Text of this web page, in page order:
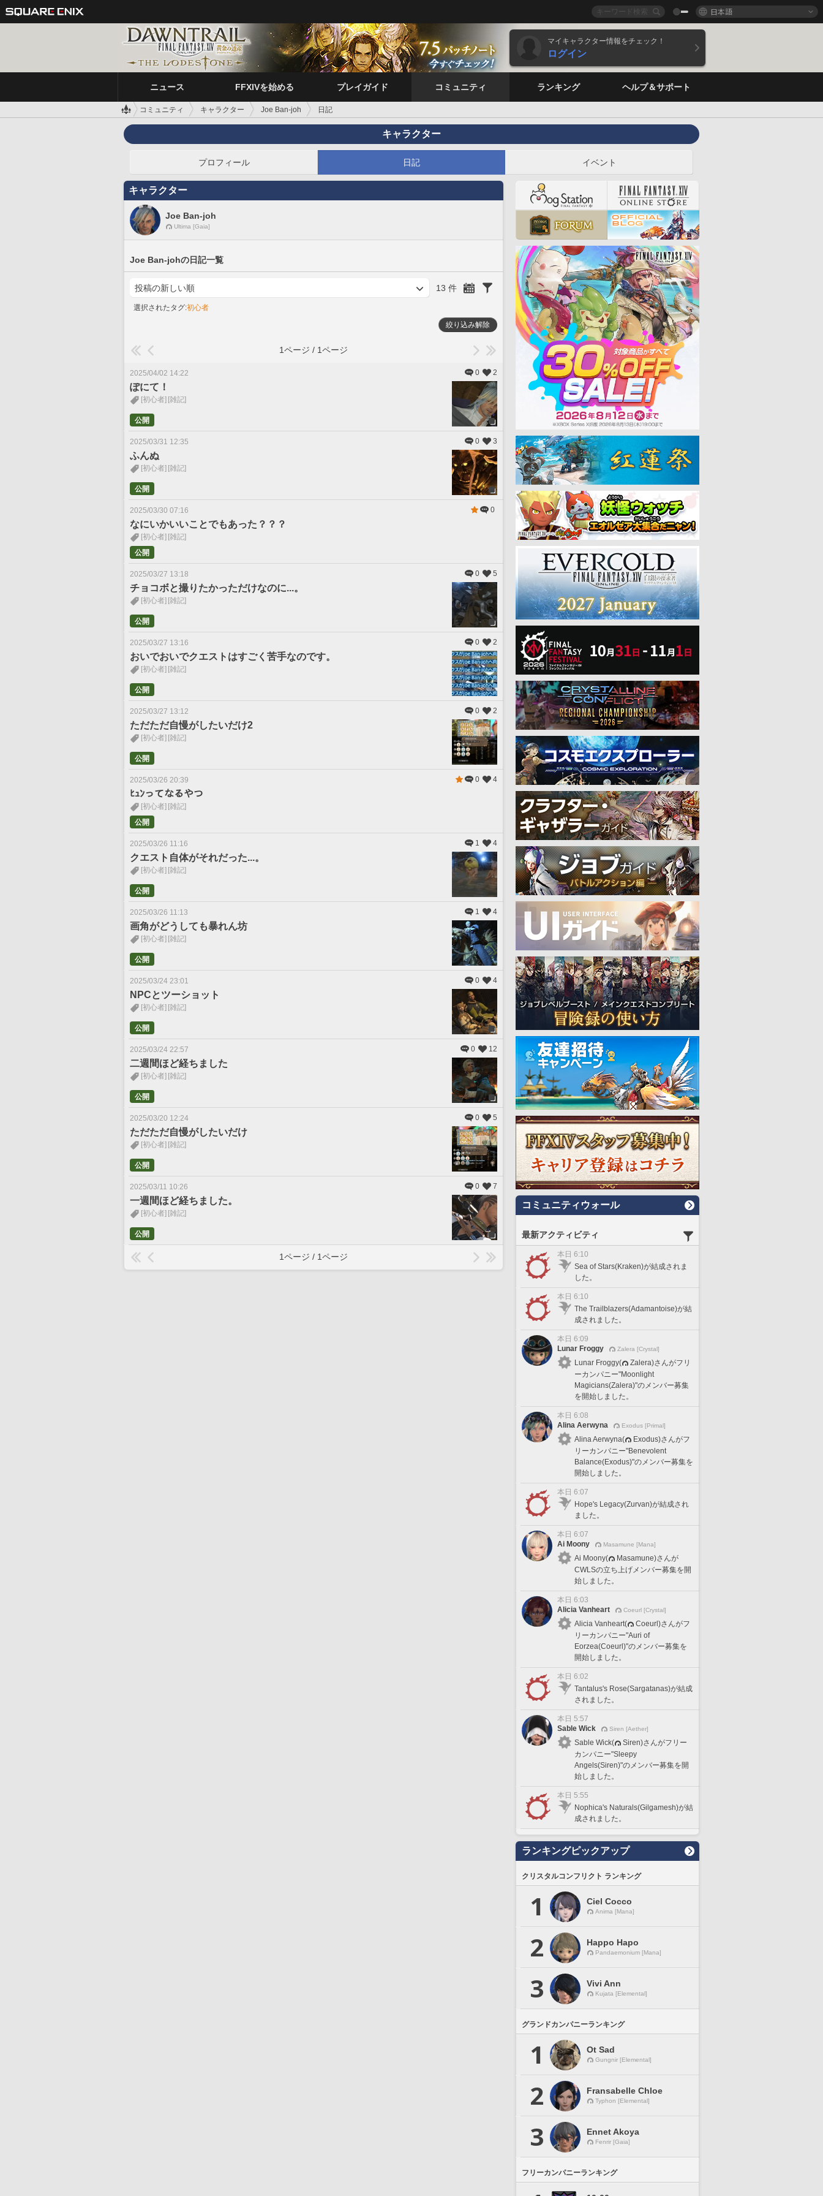
日本語
マイキャラクター情報をチェック！
ログイン
ニュース FFXIVを始める プレイガイド コミュニティ ランキング ヘルプ＆サポート
コミュニティ キャラクター Joe Ban-joh 日記
キャラクター
プロフィール 日記 イベント
キャラクター
Joe Ban-joh
Ultima [Gaia]
Joe Ban-johの日記一覧
13 件
選択されたタグ:初心者
絞り込み解除
1ページ / 1ページ
2025/04/02 14:22 0 2
ぽにて！
[初心者] [雑記]
公開
2025/03/31 12:35 0 3
ふんぬ
[初心者] [雑記]
公開
2025/03/30 07:16 0
なにいかいいことでもあった？？？
[初心者] [雑記]
公開
2025/03/27 13:18 0 5
チョコボと撮りたかっただけなのに...。
[初心者] [雑記]
公開
2025/03/27 13:16 0 2
おいでおいでクエストはすごく苦手なのです。
[初心者] [雑記]
公開
2025/03/27 13:12 0 2
ただただ自慢がしたいだけ2
[初心者] [雑記]
公開
2025/03/26 20:39 0 4
ﾋｭﾝってなるやつ
[初心者] [雑記]
公開
2025/03/26 11:16 1 4
クエスト自体がそれだった...。
[初心者] [雑記]
公開
2025/03/26 11:13 1 4
画角がどうしても暴れん坊
[初心者] [雑記]
公開
2025/03/24 23:01 0 4
NPCとツーショット
[初心者] [雑記]
公開
2025/03/24 22:57 0 12
二週間ほど経ちました
[初心者] [雑記]
公開
2025/03/20 12:24 0 5
ただただ自慢がしたいだけ
[初心者] [雑記]
公開
2025/03/11 10:26 0 7
一週間ほど経ちました。
[初心者] [雑記]
公開
1ページ / 1ページ
コミュニティウォール
最新アクティビティ
本日 6:10
Sea of Stars(Kraken)が結成されま
した。
本日 6:10
The Trailblazers(Adamantoise)が結
成されました。
本日 6:09
Lunar Froggy
Zalera [Crystal]
Lunar Froggy(
Zalera)さんがフリ
ーカンパニー"Moonlight
Magicians(Zalera)"のメンバー募集
を開始しました。
本日 6:08
Alina Aerwyna
Exodus [Primal]
Alina Aerwyna(
Exodus)さんがフ
リーカンパニー"Benevolent
Balance(Exodus)"のメンバー募集を
開始しました。
本日 6:07
Hope's Legacy(Zurvan)が結成され
ました。
本日 6:07
Ai Moony
Masamune [Mana]
Ai Moony(
Masamune)さんが
CWLSの立ち上げメンバー募集を開
始しました。
本日 6:03
Alicia Vanheart
Coeurl [Crystal]
Alicia Vanheart(
Coeurl)さんがフ
リーカンパニー"Auri of
Eorzea(Coeurl)"のメンバー募集を
開始しました。
本日 6:02
Tantalus's Rose(Sargatanas)が結成
されました。
本日 5:57
Sable Wick
Siren [Aether]
Sable Wick(
Siren)さんがフリー
カンパニー"Sleepy
Angels(Siren)"のメンバー募集を開
始しました。
本日 5:55
Nophica's Naturals(Gilgamesh)が結
成されました。
ランキングピックアップ
クリスタルコンフリクト ランキング
1 Ciel Cocco
Anima [Mana]
2 Happo Hapo
Pandaemonium [Mana]
3 Vivi Ann
Kujata [Elemental]
グランドカンパニーランキング
1 Ot Sad
Gungnir [Elemental]
2 Fransabelle Chloe
Typhon [Elemental]
3 Ennet Akoya
Fenrir [Gaia]
フリーカンパニーランキング